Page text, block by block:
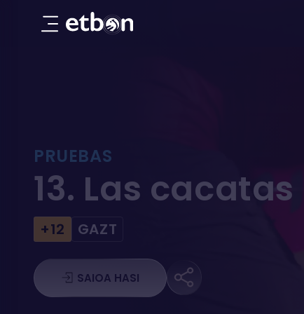
PRUEBAS
13. Las cacatas
+12 GAZT
SAIOA HASI